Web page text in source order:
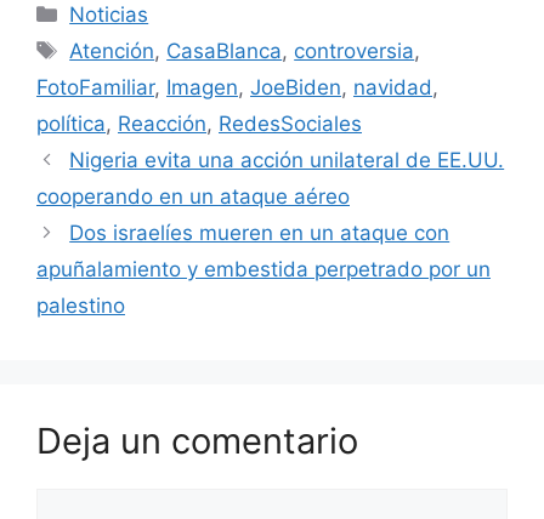
Categorías
Noticias
Etiquetas
Atención, CasaBlanca, controversia,
FotoFamiliar, Imagen, JoeBiden, navidad,
política, Reacción, RedesSociales
Nigeria evita una acción unilateral de EE.UU.
cooperando en un ataque aéreo
Dos israelíes mueren en un ataque con
apuñalamiento y embestida perpetrado por un
palestino
Deja un comentario